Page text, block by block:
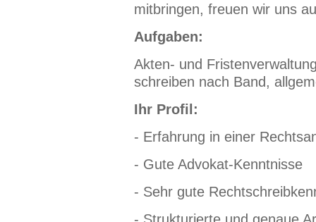
mitbringen, freuen wir uns
Aufgaben:
Akten- und
schreiben nach Band,
Ihr Profil:
- Erfahrung in einer
- Gute Advokat-Kenntnisse
- Sehr gute